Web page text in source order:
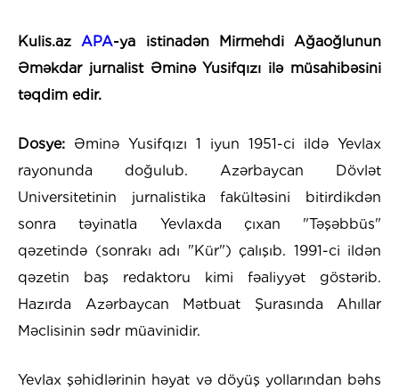
Kulis.azAPA-ya istinadən Mirmehdi Ağaoğlunun
Əməkdar jurnalist Əminə Yusifqızı ilə müsahibəsini
təqdim edir.
Dosye: Əminə Yusifqızı 1 iyun 1951-ci ildə Yevlax
rayonunda doğulub. Azərbaycan Dövlət
Universitetinin jurnalistika fakültəsini bitirdikdən
sonra təyinatla Yevlaxda çıxan "Təşəbbüs"
qəzetində (sonrakı adı "Kür") çalışıb. 1991-ci ildən
qəzetin baş redaktoru kimi fəaliyyət göstərib.
Hazırda Azərbaycan Mətbuat Şurasında Ahıllar
Məclisinin sədr müavinidir.
Yevlax şəhidlərinin həyat və döyüş yollarından bəhs